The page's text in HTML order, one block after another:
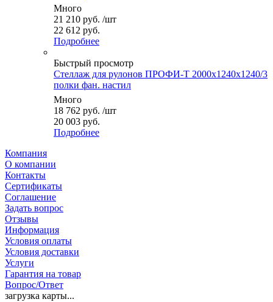
Много
21 210 руб. /шт
22 612 руб.
Подробнее
Быстрый просмотр
Стеллаж для рулонов ПРОФИ-Т 2000x1240x1240/3
полки фан. настил
Много
18 762 руб. /шт
20 003 руб.
Подробнее
Компания
О компании
Контакты
Сертификаты
Соглашение
Задать вопрос
Отзывы
Информация
Условия оплаты
Условия доставки
Услуги
Гарантия на товар
Вопрос/Ответ
загрузка карты...